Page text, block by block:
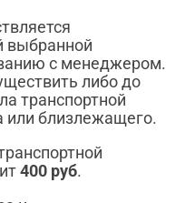
выбранной
с менеджером.
либо до
транспортной
или близлежащего.
400 руб.